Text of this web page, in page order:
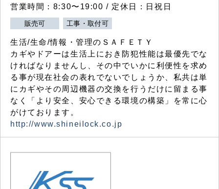
営業時間：8:30〜19:00 / 定休日：日祝日
販売可 工事・取付可
生活/生命/情報・管理のＳＡＦＥＴＹ
カギやドアーは生活上におき防犯性能は最優先でな
ければなりませんし、その中でいかに利便性を求め
る事が現在社会の表れでないでしょうか、私共は単
にカギやその周辺機器の交換を行うだけに留まる事
なく「より安全、安心できる環境の構築」を常に心
がけております。
http://www.shineilock.co.jp